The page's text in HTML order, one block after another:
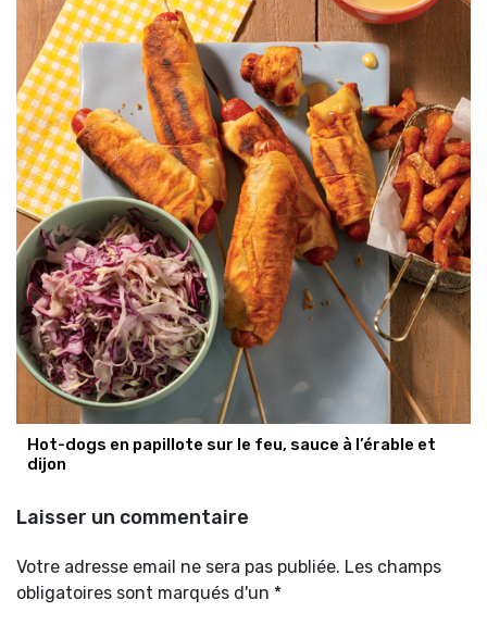
Hot-dogs en papillote sur le feu, sauce à l’érable et
dijon
Laisser un commentaire
Votre adresse email ne sera pas publiée. Les champs
obligatoires sont marqués d'un *